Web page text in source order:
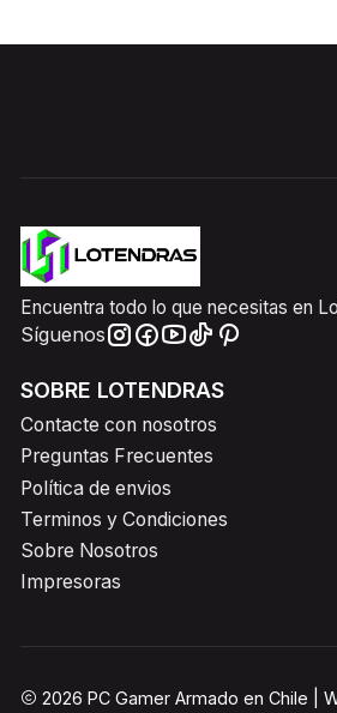
Encuentra todo lo que necesitas en
Síguenos
SOBRE LOTENDRAS
Contacte con nosotros
Preguntas Frecuentes
Política de envios
Terminos y Condiciones
Sobre Nosotros
Impresoras
2026 PC Gamer Armado en Chile |